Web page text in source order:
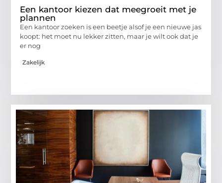
Een kantoor kiezen dat meegroeit met je
plannen
Een kantoor zoeken is een beetje alsof je een nieuwe jas
koopt: het moet nu lekker zitten, maar je wilt ook dat je
er nog
Zakelijk